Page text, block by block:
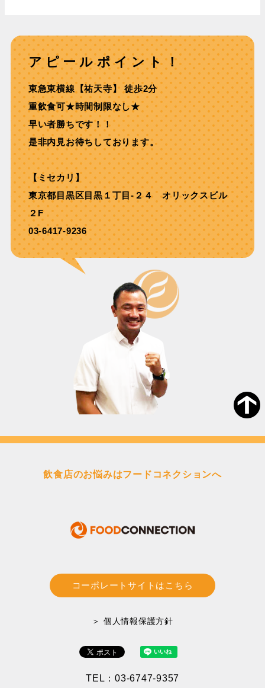
アピールポイント！
東急東横線【祐天寺】 徒歩2分
重飲食可★時間制限なし★
早い者勝ちです！！
是非内見お待ちしております。
【ミセカリ】
東京都目黒区目黒１丁目-２４ オリックスビル
２F
03-6417-9236
飲食店のお悩みはフードコネクションへ
コーポレートサイトはこちら
＞ 個人情報保護方針
TEL：03-6747-9357